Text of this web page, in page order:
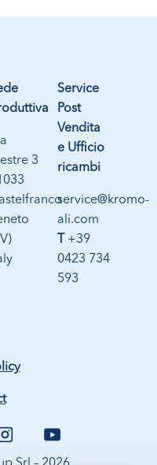
3
Service
Post
Vendita
e Ufficio
ricambi
service@kromo-
ali.com
T +39
0423 734
593